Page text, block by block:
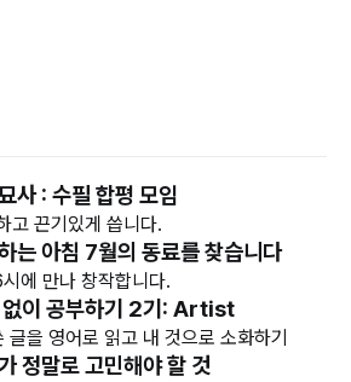
사 : 수필 합평 모임
고 끈기있게 씁니다.
는 아침 7월의 동료를 찾습니다
에 만나 창작합니다.
없이 공부하기 2기: Artist
을 영어로 읽고 내 것으로 소화하기
정말로 고민해야 할 것